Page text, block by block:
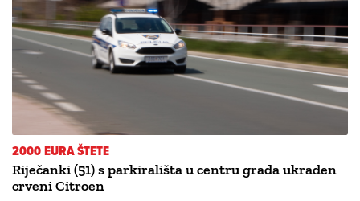
2000 EURA ŠTETE
Riječanki (51) s parkirališta u centru grada ukraden
crveni Citroen